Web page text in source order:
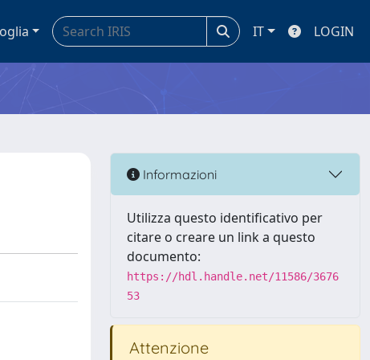
IT LOGIN
Informazioni
Utilizza questo identificativo per
citare o creare un link a questo
documento:
https://hdl.handle.net/11586/3676
53
Attenzione